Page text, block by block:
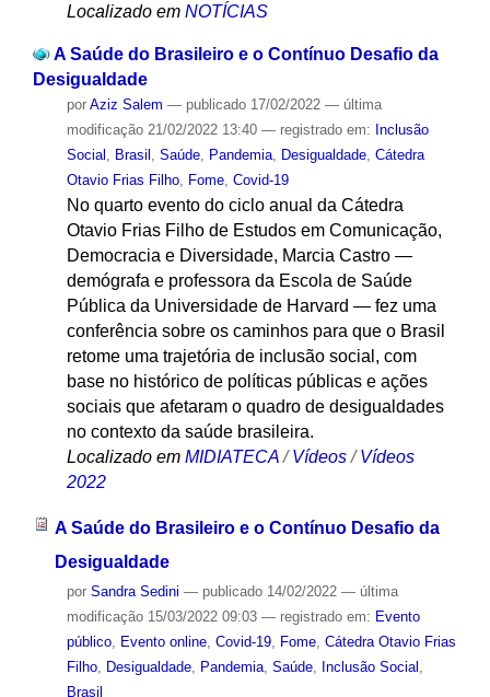
Localizado em NOTÍCIAS
A Saúde do Brasileiro e o Contínuo Desafio da
Desigualdade
por Aziz Salem — publicado17/02/2022 — última
modificação21/02/2022 13:40 — registrado em: Inclusão
Social
Brasil Saúde, Pandemia, Desigualdade, Cátedra
Otavio Frias Filho, Fome, Covid-19
No quarto evento do ciclo anual da Cátedra
Otavio Frias Filho de Estudos em Comunicação,
Democracia e Diversidade, Marcia Castro —
demógrafa e professora da Escola de Saúde
Pública da Universidade de Harvard — fez uma
conferência sobre os caminhos para que o Brasil
retome uma trajetória de inclusão social, com
base no histórico de políticas públicas e ações
sociais que afetaram o quadro de desigualdades
no contexto da saúde brasileira.
Localizado em MIDIATECA /Vídeos /Vídeos
2022
A Saúde do Brasileiro e o Contínuo Desafio da
Desigualdade
por Sandra Sedini — publicado14/02/2022 — última
modificação15/03/2022 09:03 — registrado em: Evento
público, Evento online, Covid-19, Fome, Cátedra Otavio Frias
Filho, Desigualdade, Pandemia, Saúde, Inclusão Social ,
Brasil